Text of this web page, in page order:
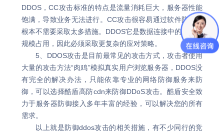
DDOS，CC攻击标准的特点是流量消耗巨大，服务器性能
饱满，导致业务无法进行。CC攻击很容易通过软件防御，
根本不需要采取太多措施。DDOS它是数据连接中的一种大
规模占用，因此必须采取更复杂的应对策略。
5、DDOS攻击是目前最常见的攻击方式，攻击者使用
大量的攻击方法“肉鸡”模拟真实用户浏览服务器，DDOS没
有完全的解决办法，只能依靠专业的网络防御服务来防
御，可以选择酷盾高防cdn来防御DDoS攻击。酷盾安全致
力于服务器防御接入多年丰富的经验，可以解决您的所有
需求。
以上就是防御ddos攻击的相关措施，有不少同行的竞